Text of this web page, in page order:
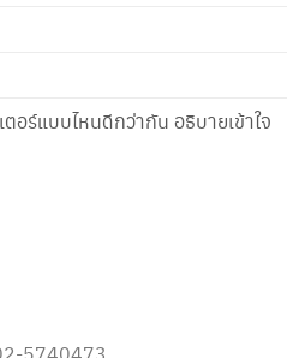
อร์แบบไหนดีกว่ากัน อธิบายเข้าใจ